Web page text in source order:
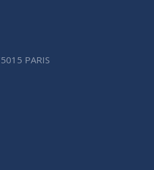
PARIS